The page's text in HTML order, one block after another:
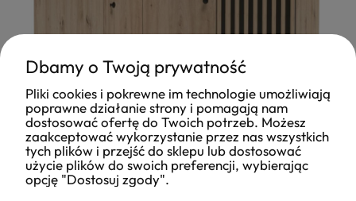
Dbamy o Twoją prywatność
Pliki cookies i pokrewne im technologie umożliwiają
poprawne działanie strony i pomagają nam
dostosować ofertę do Twoich potrzeb. Możesz
zaakceptować wykorzystanie przez nas wszystkich
tych plików i przejść do sklepu lub dostosować
użycie plików do swoich preferencji, wybierając
opcję "Dostosuj zgody".